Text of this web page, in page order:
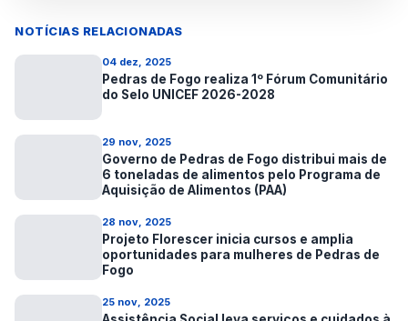
NOTÍCIAS RELACIONADAS
04 dez, 2025
Pedras de Fogo realiza 1º Fórum Comunitário
do Selo UNICEF 2026-2028
29 nov, 2025
Governo de Pedras de Fogo distribui mais de
6 toneladas de alimentos pelo Programa de
Aquisição de Alimentos (PAA)
28 nov, 2025
Projeto Florescer inicia cursos e amplia
oportunidades para mulheres de Pedras de
Fogo
25 nov, 2025